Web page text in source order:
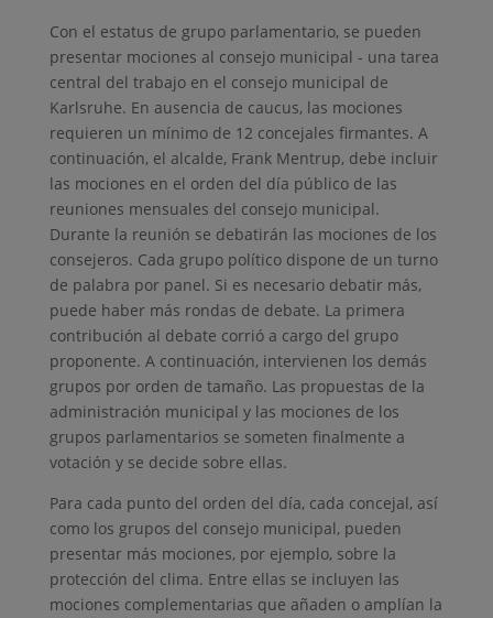
Con el estatus de grupo parlamentario, se pueden
presentar mociones al consejo municipal - una tarea
central del trabajo en el consejo municipal de
Karlsruhe. En ausencia de caucus, las mociones
requieren un mínimo de 12 concejales firmantes. A
continuación, el alcalde, Frank Mentrup, debe incluir
las mociones en el orden del día público de las
reuniones mensuales del consejo municipal.
Durante la reunión se debatirán las mociones de los
consejeros. Cada grupo político dispone de un turno
de palabra por panel. Si es necesario debatir más,
puede haber más rondas de debate. La primera
contribución al debate corrió a cargo del grupo
proponente. A continuación, intervienen los demás
grupos por orden de tamaño. Las propuestas de la
administración municipal y las mociones de los
grupos parlamentarios se someten finalmente a
votación y se decide sobre ellas.
Para cada punto del orden del día, cada concejal, así
como los grupos del consejo municipal, pueden
presentar más mociones, por ejemplo, sobre la
protección del clima. Entre ellas se incluyen las
mociones complementarias que añaden o amplían la